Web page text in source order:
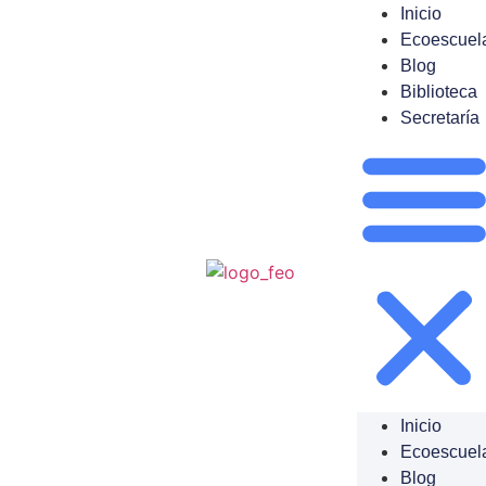
Inicio
Blog
Biblioteca
Secretaría
Inicio
Blog